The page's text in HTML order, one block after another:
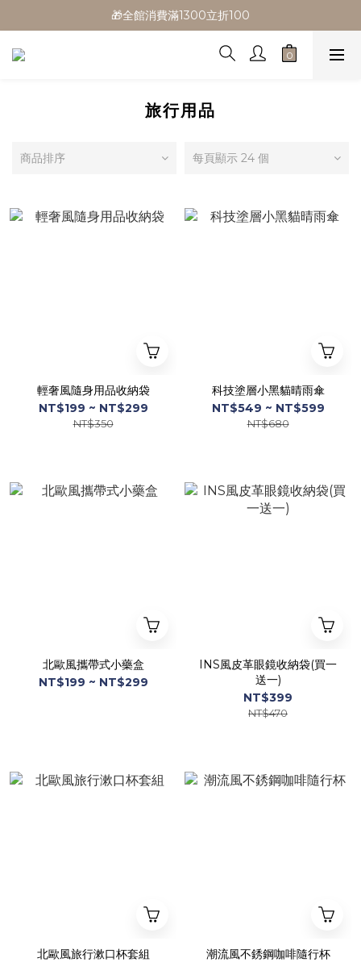
🎁全館消費滿1300立折100
🎁全館消費滿1300立折100
🎉新會員首購/超取免運
🎁全館消費滿1300立折100
旅行用品
商品排序 每頁顯示 24 個
輕奢風隨身用品收納袋
NT$199 ~ NT$299
NT$350
科技塗層小黑貓晴雨傘
NT$549 ~ NT$599
NT$680
北歐風攜帶式小藥盒
NT$199 ~ NT$299
INS風皮革眼鏡收納袋(買一
送一)
NT$399
NT$470
北歐風旅行漱口杯套組
潮流風不銹鋼咖啡隨行杯